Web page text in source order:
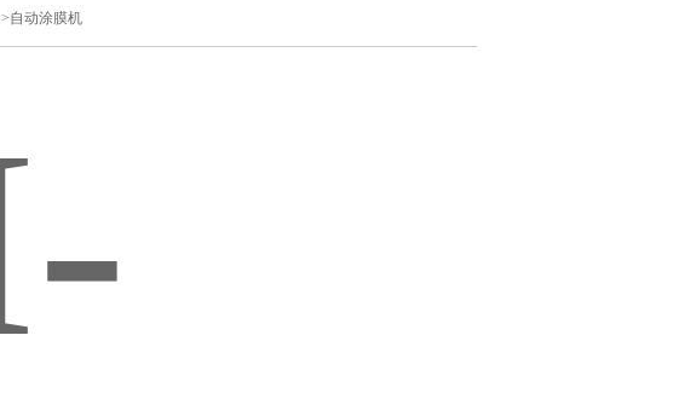
>自动涂膜机